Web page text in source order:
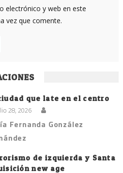
electrónico y web en este
vez que comente.
que late en el centro
28, 2026
Fernanda González
de izquierda y Santa
new age